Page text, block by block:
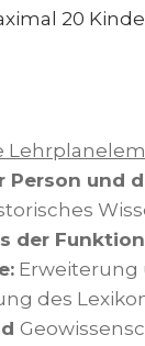
20
Person und
der
Erweiterung
des